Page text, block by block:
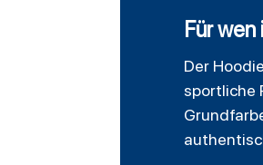
Für
Der
sportliche